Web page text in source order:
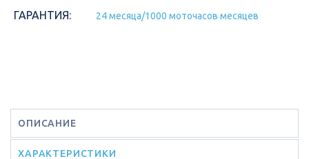
ГАРАНТИЯ: 24 месяца/1000 моточасов месяцев
ОПИСАНИЕ
ХАРАКТЕРИСТИКИ